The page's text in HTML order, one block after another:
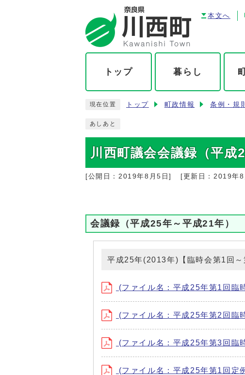
本文へ
トップ 暮らし
現在位置 トップ 町政情報 条例・規
あしあと
川西町議会会議録（平成
[公開日： 2019年8月5日] [更新日：2019年
会議録（平成25年～平成21年）
平成25年(2013年)【臨時会第1回
(ファイル名：平成25年第1回
(ファイル名：平成25年第2回
(ファイル名：平成25年第3回
(ファイル名：平成25年第1回